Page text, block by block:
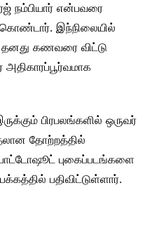
நம்பியார் என்பவரை
கொண்டார். இந்நிலையில்
கணவரை விட்டு
அதிகாரப்பூர்வமாக
பிரபலங்களில் ஒருவர்
தோற்றத்தில்
புகைப்படங்களை
பதிவிட்டுள்ளார்.